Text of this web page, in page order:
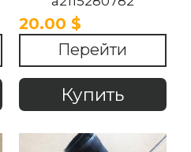
21152820782
Mercedes W211 2002-
2009
20.00 $
Перейти
Купить